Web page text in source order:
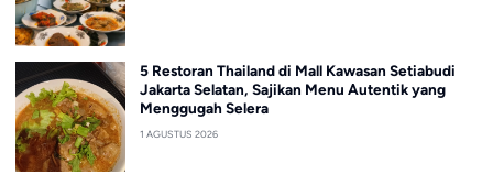
5 Restoran Thailand di Mall Kawasan Setiabudi
Jakarta Selatan, Sajikan Menu Autentik yang
Menggugah Selera
1 AGUSTUS 2026